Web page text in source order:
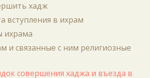
хадж
вступления в ихрам
ихрама
и связанные с ним религиозные
совершения хаджа и въезда в